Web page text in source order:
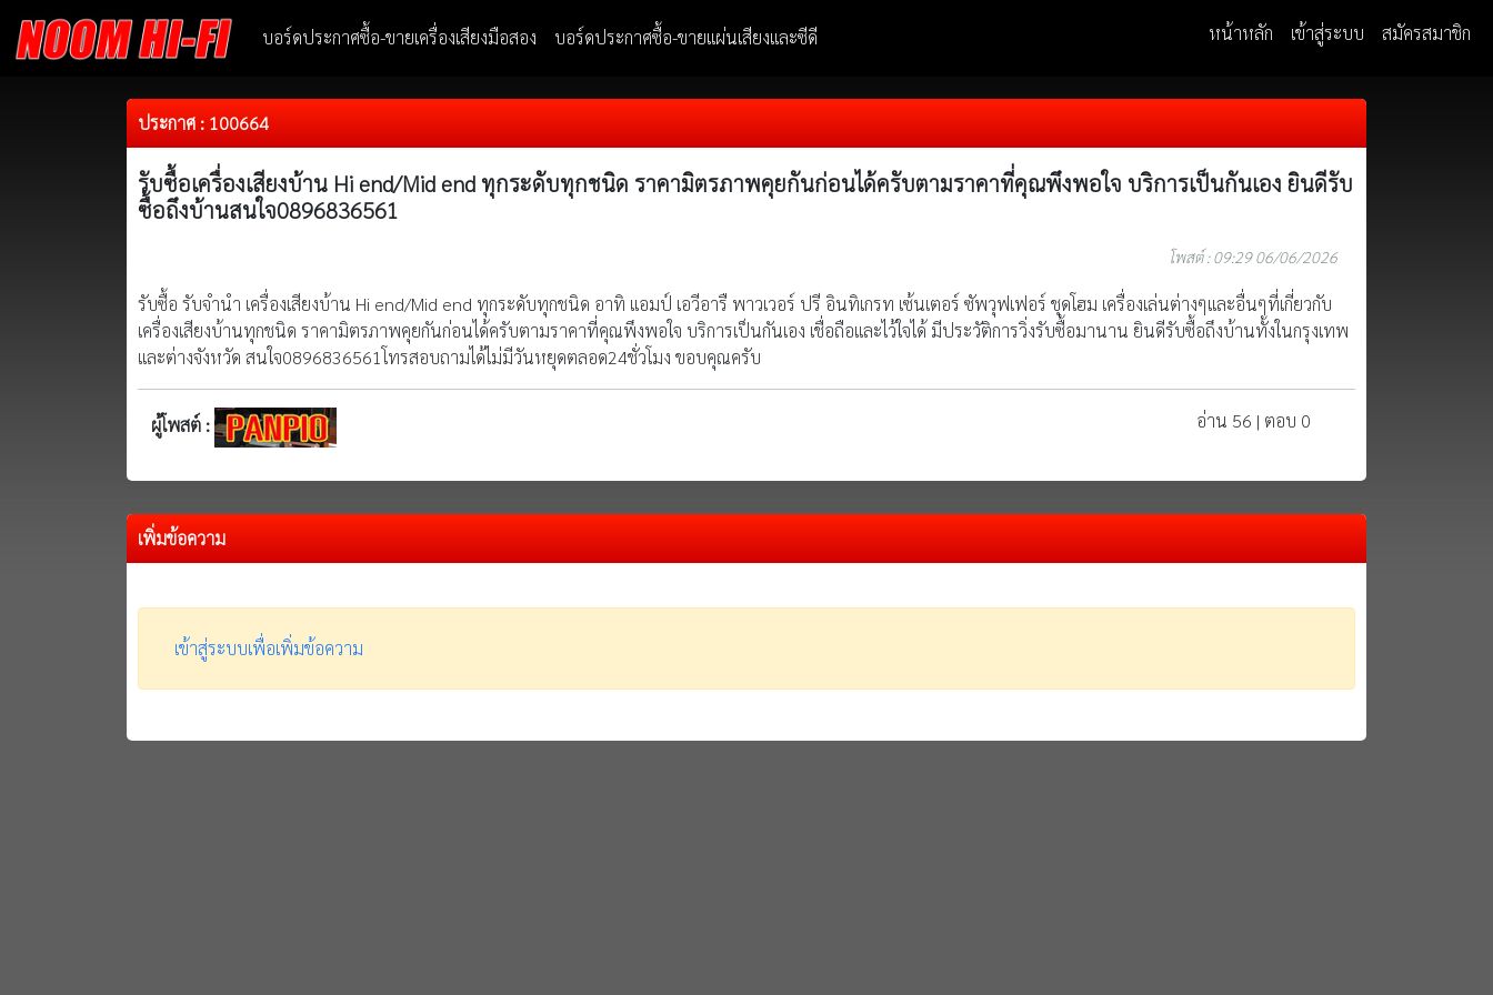
บอร์ดประกาศซื้อ-ขายเครื่องเสียงมือสอง บอร์ดประกาศซื้อ-ขายแผ่นเสียงและซีดี หน้าหลัก เข้าสู่ระบบ สมัครสมาชิก
ประกาศ : 100664
รับซื้อเครื่องเสียงบ้าน Hi end/Mid end ทุกระดับทุกชนิด ราคามิตรภาพคุยกันก่อนได้ครับตามราคาที่คุณพึงพอใจ บริการเป็นกันเอง ยินดีรับ
ซื้อถึงบ้านสนใจ0896836561
โพสต์ : 09:29 06/06/2026
รับซื้อ รับจำนำ เครื่องเสียงบ้าน Hi end/Mid end ทุกระดับทุกชนิด อาทิ แอมป์ เอวีอารื พาวเวอร์ ปรี อินทิเกรท เซ้นเตอร์ ซัพวุฟเฟอร์ ชุดโฮม เครื่องเล่นต่างๆและอื่นๆที่เกี่ยวกับ
เครื่องเสียงบ้านทุกชนิด ราคามิตรภาพคุยกันก่อนได้ครับตามราคาที่คุณพึงพอใจ บริการเป็นกันเอง เชื่อถือและไว้ใจได้ มีประวัติการวิ่งรับซื้อมานาน ยินดีรับซื้อถึงบ้านทั้งในกรุงเทพ
และต่างจังหวัด สนใจ0896836561โทรสอบถามได้ไม่มีวันหยุดตลอด24ชั่วโมง ขอบคุณครับ
ผู้โพสต์ : อ่าน 56 | ตอบ 0
เพิ่มข้อความ
เข้าสู่ระบบเพื่อเพิ่มข้อความ